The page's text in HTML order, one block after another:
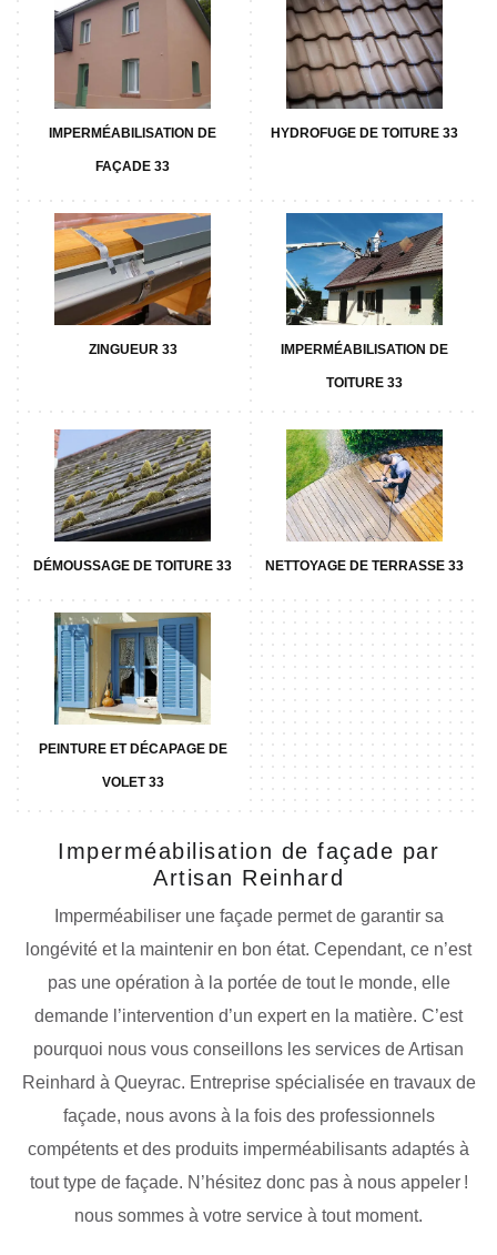
IMPERMÉABILISATION DE
FAÇADE 33
HYDROFUGE DE TOITURE 33
ZINGUEUR 33 IMPERMÉABILISATION DE
TOITURE 33
DÉMOUSSAGE DE TOITURE 33 NETTOYAGE DE TERRASSE 33
PEINTURE ET DÉCAPAGE DE
VOLET 33
Imperméabilisation de façade par
Artisan Reinhard
Imperméabiliser une façade permet de garantir sa
longévité et la maintenir en bon état. Cependant, ce n’est
pas une opération à la portée de tout le monde, elle
demande l’intervention d’un expert en la matière. C’est
pourquoi nous vous conseillons les services de Artisan
Reinhard à Queyrac. Entreprise spécialisée en travaux de
façade, nous avons à la fois des professionnels
compétents et des produits imperméabilisants adaptés à
tout type de façade. N’hésitez donc pas à nous appeler !
nous sommes à votre service à tout moment.